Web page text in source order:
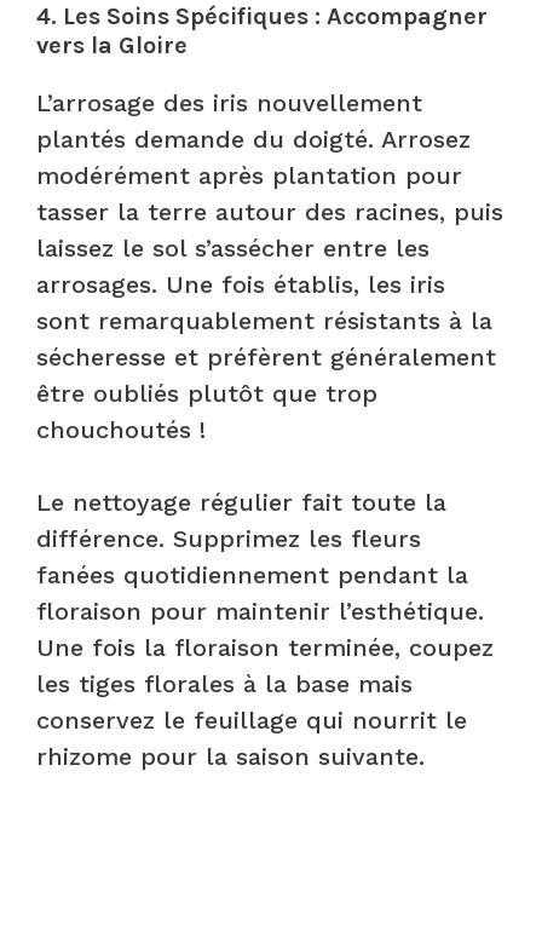
4. Les Soins Spécifiques : Accompagner
vers la Gloire
L’arrosage des iris nouvellement
plantés demande du doigté. Arrosez
modérément après plantation pour
tasser la terre autour des racines, puis
laissez le sol s’assécher entre les
arrosages. Une fois établis, les iris
sont remarquablement résistants à la
sécheresse et préfèrent généralement
être oubliés plutôt que trop
chouchoutés !
Le nettoyage régulier fait toute la
différence. Supprimez les fleurs
fanées quotidiennement pendant la
floraison pour maintenir l’esthétique.
Une fois la floraison terminée, coupez
les tiges florales à la base mais
conservez le feuillage qui nourrit le
rhizome pour la saison suivante.